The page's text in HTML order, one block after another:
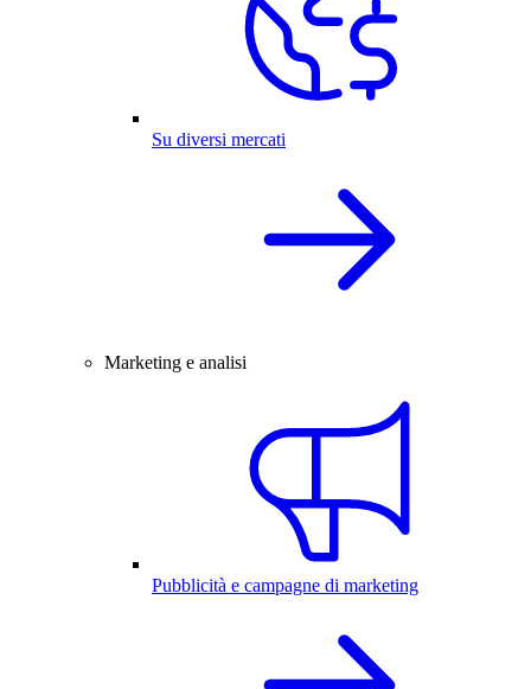
Su diversi mercati
Marketing e analisi
Pubblicità e campagne di marketing